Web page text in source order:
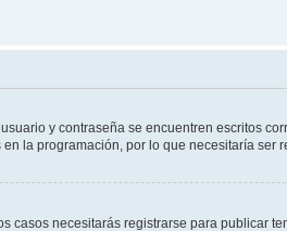
y contraseña se encuentren escritos
la programación, por lo que necesitaría ser
necesitarás registrarse para publicar